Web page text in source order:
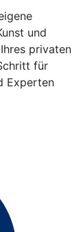
und
privaten
für
Experten